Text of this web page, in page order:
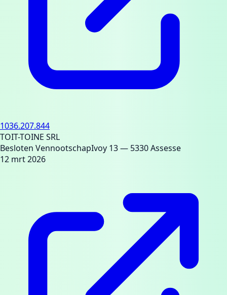
1036.207.844
TOIT-TOINE SRL
Besloten VennootschapIvoy 13— 5330 Assesse
12 mrt 2026